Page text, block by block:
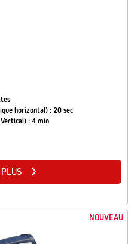
horizontal) : 20 sec
: 4 min
NOUVEAU